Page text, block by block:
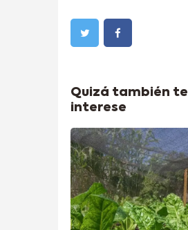
Quizá también te
interese